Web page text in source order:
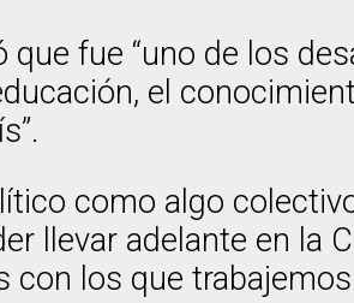
fue “uno de los
el
como algo
llevar adelante en la
los que